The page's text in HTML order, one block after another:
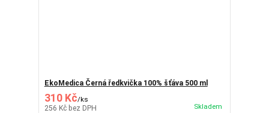
EkoMedica Černá ředkvička 100% šťáva 500 ml
310 Kč/ks
256 Kč bez DPH Skladem